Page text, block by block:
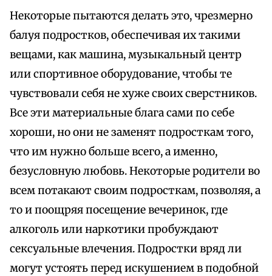
Некоторые пытаются делать это, чрезмерно
балуя подростков, обеспечивая их такими
вещами, как машина, музыкальный центр
или спортивное оборудование, чтобы те
чувствовали себя не хуже своих сверстников.
Все эти материальные блага сами по себе
хороши, но они не заменят подросткам того,
что им нужно больше всего, а именно,
безусловную любовь. Некоторые родители во
всем потакают своим подросткам, позволяя, а
то и поощряя посещение вечеринок, где
алкоголь или наркотики пробуждают
сексуальные влечения. Подростки вряд ли
могут устоять перед искушением в подобной